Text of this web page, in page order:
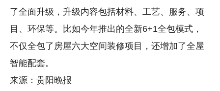
了全面升级，升级内容包括材料、工艺、服务、项
目、环保等。比如今年推出的全新6+1全包模式，
不仅全包了房屋六大空间装修项目，还增加了全屋
智能配套。
来源：贵阳晚报